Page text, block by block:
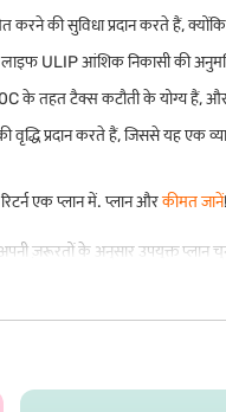
की सुविधा प्रदान करते हैं, क्योंकि
ULIP आंशिक निकासी की
के तहत टैक्स कटौती के योग्य हैं,
वृद्धि प्रदान करते हैं, जिससे यह एक
एक प्लान में. प्लान औरकीमत जानें!
ज़रूरतों के अनुसार उपयुक्त प्लान